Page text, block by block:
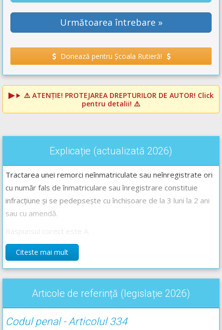
Următoarea întrebare »
Donează pentru Școala Rutieră!
⚠️ ATENȚIE! PROTEJAREA DREPTURILOR DE AUTOR! Click
pentru detalii! ⚠️
Explicație (actualizată 2026)
Tractarea unei remorci neînmatriculate sau neînregistrate ori
cu număr fals de înmatriculare sau înregistrare constituie
infracțiune și se pedepsește cu închisoare de la 3 luni la 2 ani
sau cu amendă.
Raspunsul corect este A.
Citeste mai mult
Articole de referință (legislație 2026)
Codul penal - Articolul 334